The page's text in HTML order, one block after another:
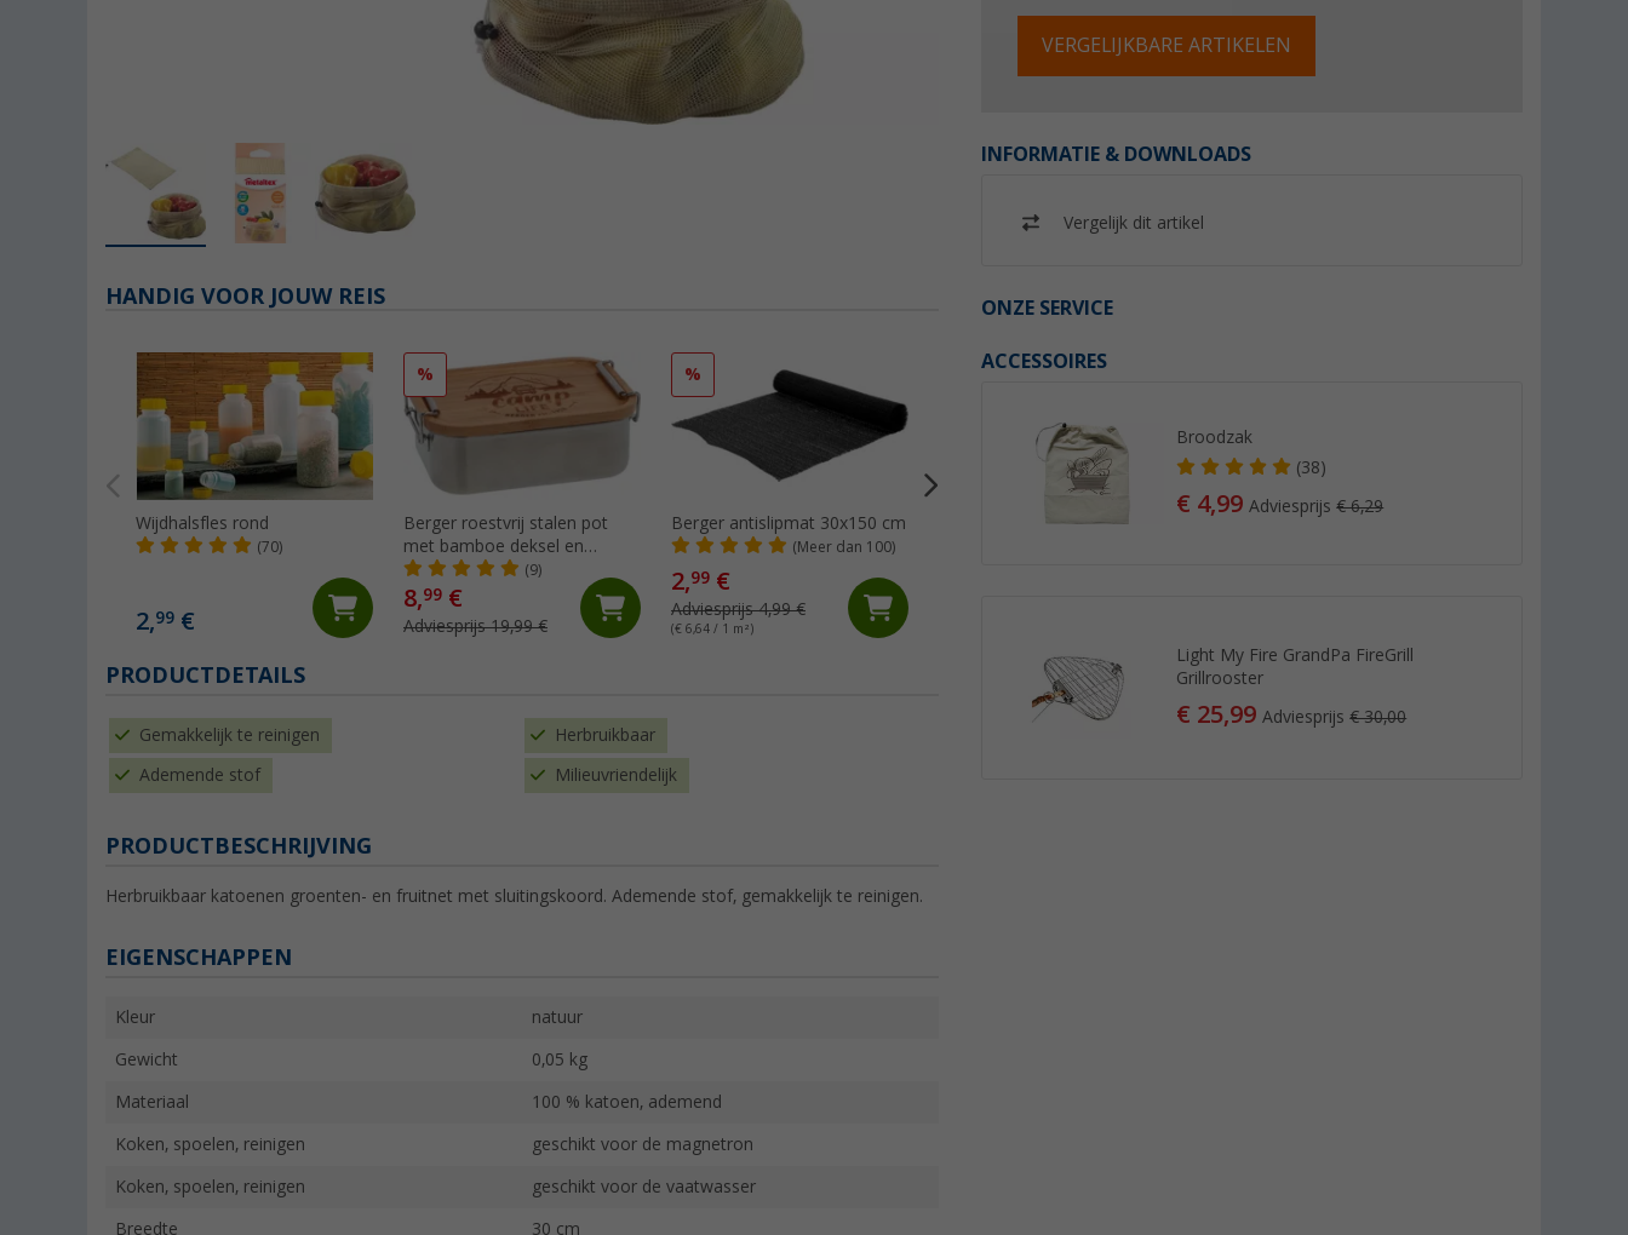
VERGELIJKBARE ARTIKELEN
INFORMATIE & DOWNLOADS
Vergelijk dit artikel
ONZE SERVICE
ACCESSOIRES
Broodzak
(38)
€ 4,99Adviesprijs€ 6,29
Light My Fire GrandPa FireGrill
Grillrooster
€ 25,99Adviesprijs€ 30,00
HANDIG VOOR JOUW REIS
Wijdhalsfles rond
(70)
2,99 €
%
Berger roestvrij stalen pot
met bamboe deksel en
hanger 800 ml (9)
8,99 €
Adviesprijs 19,99 €
%
Berger antislipmat 30x150 cm
(Meer dan 100)
2,99 €
Adviesprijs 4,99 €
(€ 6,64 / 1 m²)
Berger Opbergnet S Berger Macramé Organiser S
PRODUCTDETAILS
Gemakkelijk te reinigen Herbruikbaar
Ademende stof Milieuvriendelijk
PRODUCTBESCHRIJVING
Herbruikbaar katoenen groenten- en fruitnet met sluitingskoord. Ademende stof, gemakkelijk te reinigen.
EIGENSCHAPPEN
Kleur natuur
Gewicht 0,05 kg
Materiaal 100 % katoen, ademend
Koken, spoelen, reinigen geschikt voor de magnetron
Koken, spoelen, reinigen geschikt voor de vaatwasser
Breedte 30 cm